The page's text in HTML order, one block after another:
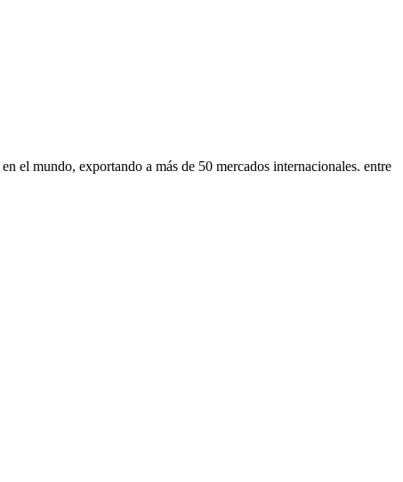
el mundo, exportando a más de 50 mercados internacionales. entre